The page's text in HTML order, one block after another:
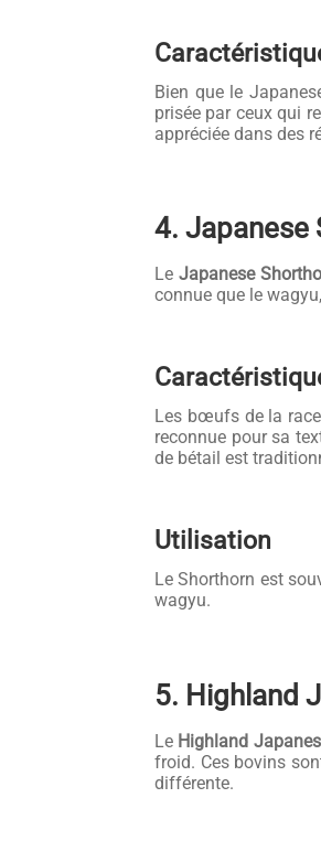
Bien que le
prisée par ceux qui
appréciée dans des
4. Japanese
Le Japanese
connue que le
Les bœufs de la
reconnue pour sa
de bétail est
Utilisation
Le Shorthorn est
wagyu.
5. Highland
Le Highland
froid. Ces bovins
différente.